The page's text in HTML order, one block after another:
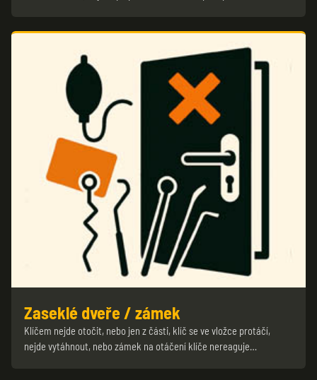
Zaseklé dveře / zámek
Klíčem nejde otočit, nebo jen z části, klíč se ve vložce protáčí,
nejde vytáhnout, nebo zámek na otáčení klíče nereaguje…